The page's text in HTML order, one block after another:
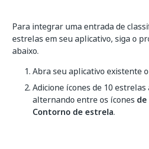
Para integrar uma entrada de
estrelas em seu aplicativo, siga o
abaixo.
Abra seu aplicativo existente
Adicione ícones de 10 estrelas
alternando entre os ícones
Contorno de estrela.